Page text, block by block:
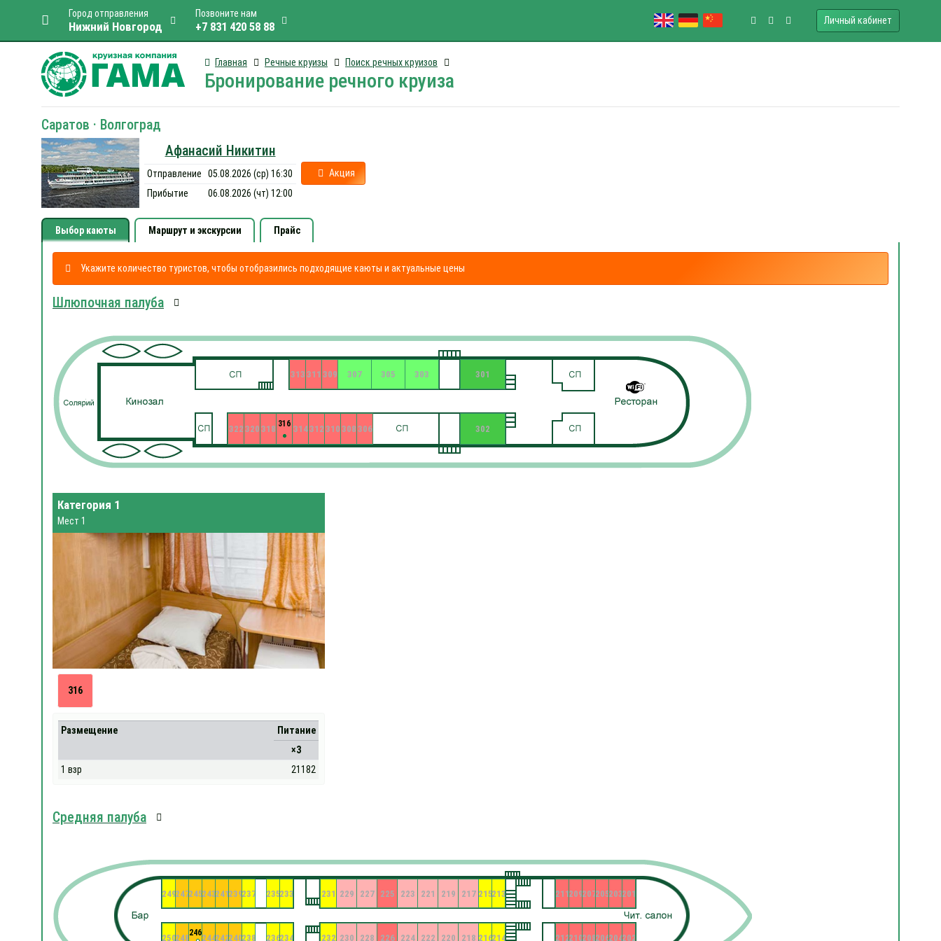
Город отправления
Нижний Новгород
Позвоните нам
+7 831 420 58 88 Личный кабинет
Главная Речные круизы Поиск речных круизов
Бронирование речного круиза
Саратов · Волгоград
Афанасий Никитин
Отправление
05.08.2026 (ср) 16:30
Прибытие
06.08.2026 (чт) 12:00
Акция
Выбор каюты Маршрут и экскурсии Прайс
Укажите количество туристов, чтобы отобразились подходящие каюты и актуальные цены
Шлюпочная палуба
301
302
303
305
306
307
308
309
310
311
312
313
314
316
318
320
322
Категория 1
Мест 1
316
Размещение
Питание
×3
1 взр
21182
Средняя палуба
201
202
203
204
205
206
207
208
209
210
211
212
213
214
215
216
217
218
219
220
221
222
223
224
225
226
227
228
229
230
231
232
233
234
235
236
237
238
239
240
241
242
243
244
245
246
247
248
249
250